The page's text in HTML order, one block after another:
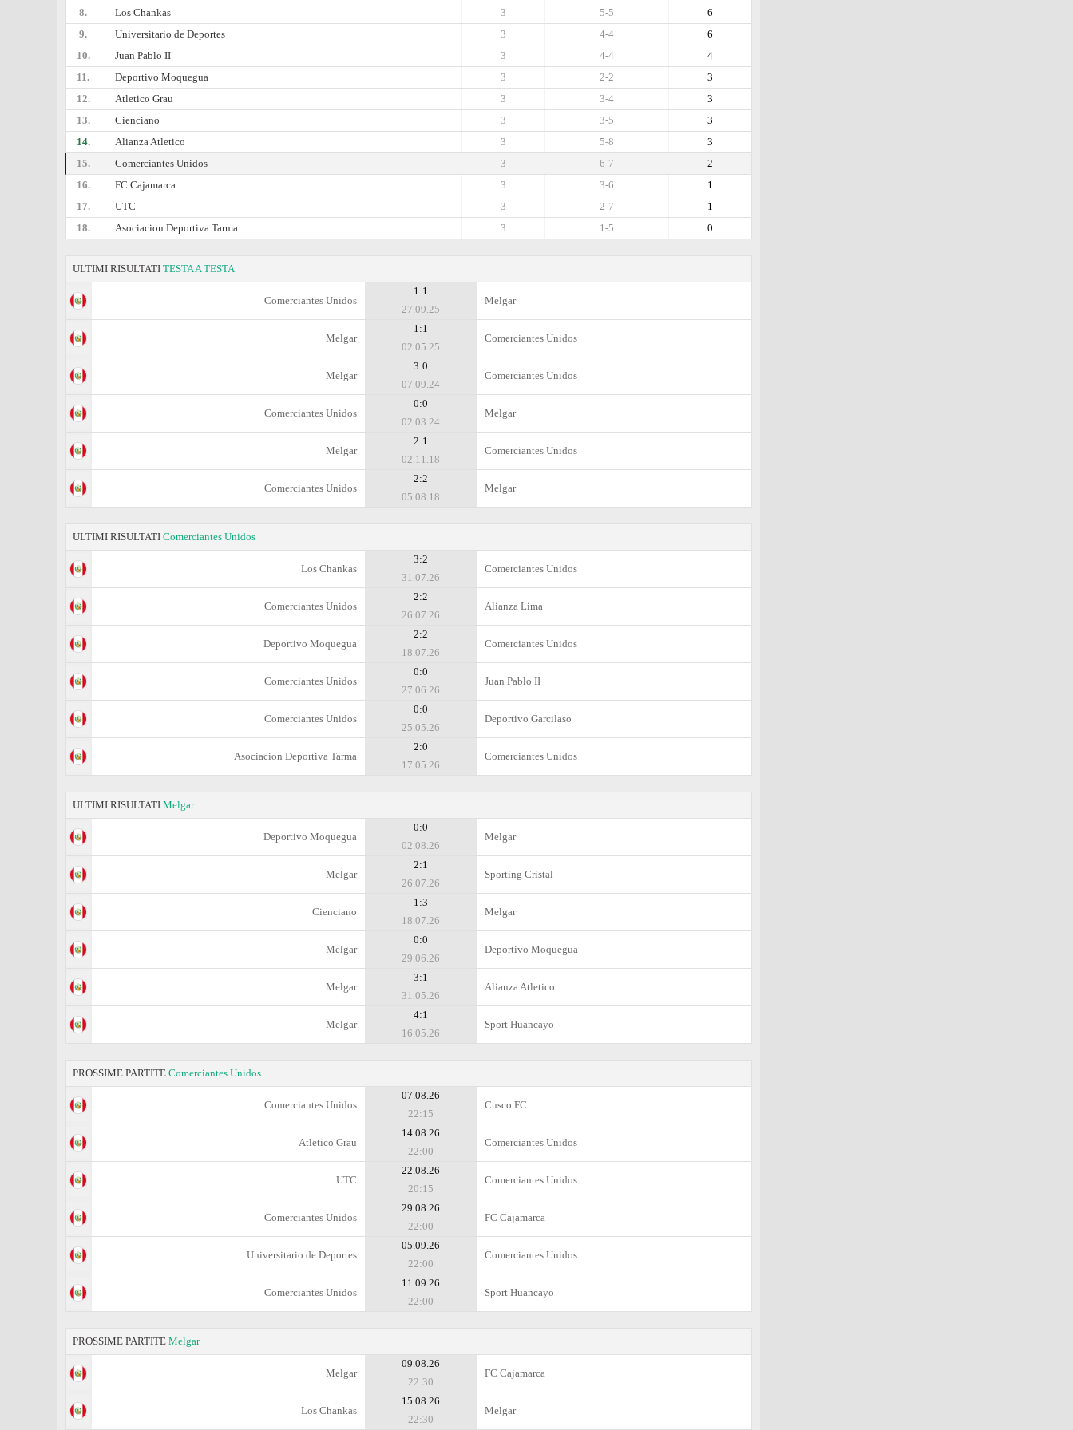
8. Los Chankas 6
5-5
3
9.
Universitario de Deportes 6
4-4
3
10.
Juan Pablo II 4
4-4
3
11.
Deportivo Moquegua 3
2-2
3
12.
Atletico Grau 3
3-4
3
13.
Cienciano 3
3-5
3
14.
Alianza Atletico 3
5-8
3
15.
Comerciantes Unidos 2
6-7
3
16.
FC Cajamarca 1
3-6
3
17.
UTC 1
2-7
3
18.
Asociacion Deportiva Tarma 0
1-5
3
ULTIMI RISULTATI TESTA A TESTA
Comerciantes Unidos
1:1
27.09.25
Melgar
Melgar
1:1
02.05.25
Comerciantes Unidos
Melgar
3:0
07.09.24
Comerciantes Unidos
Comerciantes Unidos
0:0
02.03.24
Melgar
Melgar
2:1
02.11.18
Comerciantes Unidos
Comerciantes Unidos
2:2
05.08.18
Melgar
ULTIMI RISULTATI Comerciantes Unidos
Los Chankas
3:2
31.07.26
Comerciantes Unidos
Comerciantes Unidos
2:2
26.07.26
Alianza Lima
Deportivo Moquegua
2:2
18.07.26
Comerciantes Unidos
Comerciantes Unidos
0:0
27.06.26
Juan Pablo II
Comerciantes Unidos
0:0
25.05.26
Deportivo Garcilaso
Asociacion Deportiva Tarma
2:0
17.05.26
Comerciantes Unidos
ULTIMI RISULTATI Melgar
Deportivo Moquegua
0:0
02.08.26
Melgar
Melgar
2:1
26.07.26
Sporting Cristal
Cienciano
1:3
18.07.26
Melgar
Melgar
0:0
29.06.26
Deportivo Moquegua
Melgar
3:1
31.05.26
Alianza Atletico
Melgar
4:1
16.05.26
Sport Huancayo
PROSSIME PARTITE Comerciantes Unidos
Comerciantes Unidos
07.08.26
22:15
Cusco FC
Atletico Grau
14.08.26
22:00
Comerciantes Unidos
UTC
22.08.26
20:15
Comerciantes Unidos
Comerciantes Unidos
29.08.26
22:00
FC Cajamarca
Universitario de Deportes
05.09.26
22:00
Comerciantes Unidos
Comerciantes Unidos
11.09.26
22:00
Sport Huancayo
PROSSIME PARTITE Melgar
Melgar
09.08.26
22:30
FC Cajamarca
Los Chankas
15.08.26
22:30
Melgar